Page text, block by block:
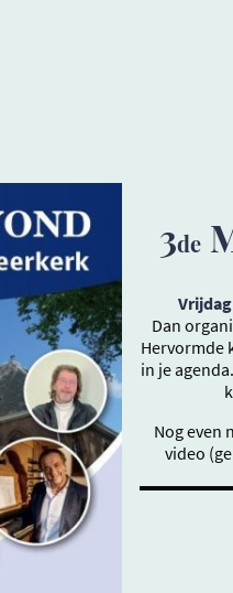
3de
Dan
Hervormde
in je
Nog even
video